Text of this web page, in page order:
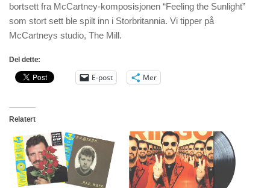
bortsett fra McCartney-komposisjonen “Feeling the Sunlight”
som stort sett ble spilt inn i Storbritannia. Vi tipper på
McCartneys studio, The Mill.
Del dette:
E-post Mer
Relatert